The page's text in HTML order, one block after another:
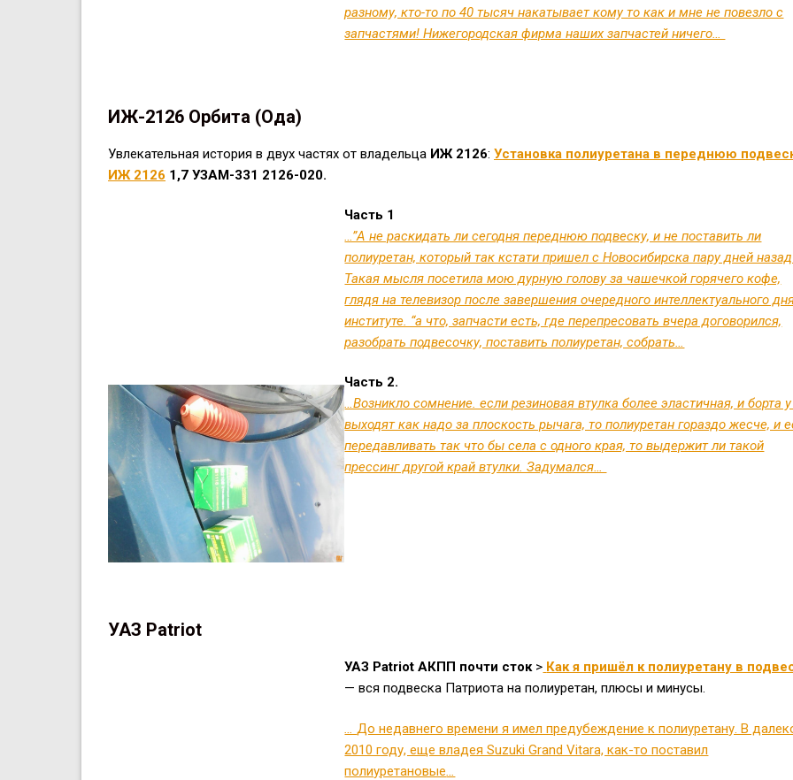
разному, кто-то по 40 тысяч накатывает кому то как и мне не повезло с
запчастями! Нижегородская фирма наших запчастей ничего…
ИЖ-2126 Орбита (Ода)
Увлекательная история в двух частях от владельца ИЖ 2126: Установка полиуретана в переднюю
ИЖ 2126 1,7 УЗАМ-331 2126-020.
Часть 1
…”А не раскидать ли сегодня переднюю подвеску, и не поставить ли
полиуретан, который так кстати пришел с Новосибирска пару дней
Такая мысля посетила мою дурную голову за чашечкой горячего кофе,
глядя на телевизор после завершения очередного интеллектуального
институте. “а что, запчасти есть, где перепресовать вчера договорился,
разобрать подвесочку, поставить полиуретан, собрать…
Часть 2.
…Возникло сомнение. если резиновая втулка более эластичная, и борта
выходят как надо за плоскость рычага, то полиуретан гораздо жесче, и
передавливать так что бы села с одного края, то выдержит ли такой
прессинг другой край втулки. Задумался…
УАЗ Patriot
УАЗ Patriot АКПП почти сток> Как я пришёл к полиуретану в
— вся подвеска Патриота на полиуретан, плюсы и минусы.
До недавнего времени я имел предубеждение к полиуретану. В
2010 году, еще владея Suzuki Grand Vitara, как-то поставил
полиуретановые